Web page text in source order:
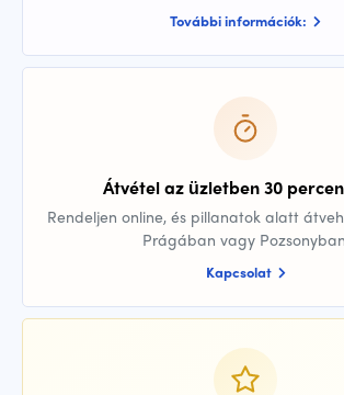
További információk:
Átvétel az üzletben 30
Rendeljen online, és pillanatok alatt
Prágában vagy
Kapcsolat